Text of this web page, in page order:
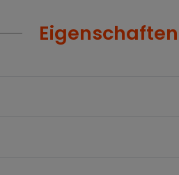
Eigenschaften